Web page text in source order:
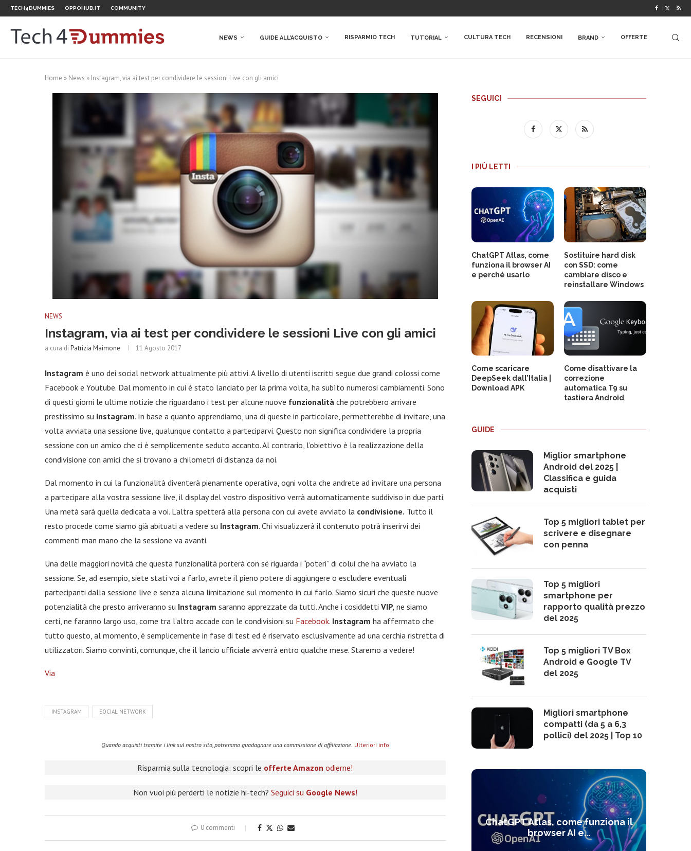
TECH4DUMMIES OPPOHUB.IT COMMUNITY
NEWS GUIDE ALL’ACQUISTO RISPARMIO TECH TUTORIAL CULTURA TECH RECENSIONI BRAND OFFERTE
Home » News » Instagram, via ai test per condividere le sessioni Live con gli amici
NEWS
Instagram, via ai test per condividere le sessioni Live con gli amici
a cura di Patrizia Maimone 11 Agosto 2017
Instagram è uno dei social network attualmente più attivi. A livello di utenti iscritti segue due grandi colossi come
Facebook e Youtube. Dal momento in cui è stato lanciato per la prima volta, ha subìto numerosi cambiamenti. Sono
di questi giorni le ultime notizie che riguardano i test per alcune nuove funzionalità che potrebbero arrivare
prestissimo su Instagram. In base a quanto apprendiamo, una di queste in particolare, permetterebbe di invitare, una
volta avviata una sessione live, qualunque contatto a parteciparvi. Questo non significa condividere la propria
sessione con un amico che ci è semplicemente seduto accanto. Al contrario, l’obiettivo è la realizzazione della
condivisione con amici che si trovano a chilometri di distanza da noi.
Dal momento in cui la funzionalità diventerà pienamente operativa, ogni volta che andrete ad invitare una persona
a partecipare alla vostra sessione live, il display del vostro dispositivo verrà automaticamente suddiviso in due parti.
Una metà sarà quella dedicata a voi. L’altra spetterà alla persona con cui avete avviato la condivisione. Tutto il
resto procede come siamo già abituati a vedere su Instagram. Chi visualizzerà il contenuto potrà inserirvi dei
commenti man mano che la sessione va avanti.
Una delle maggiori novità che questa funzionalità porterà con sé riguarda i “poteri” di colui che ha avviato la
sessione. Se, ad esempio, siete stati voi a farlo, avrete il pieno potere di aggiungere o escludere eventuali
partecipanti dalla sessione live e senza alcuna limitazione sul momento in cui farlo. Siamo sicuri che queste nuove
potenzialità che presto arriveranno su Instagram saranno apprezzate da tutti. Anche i cosiddetti VIP, ne siamo
certi, ne faranno largo uso, come tra l’altro accade con le condivisioni su Facebook. Instagram ha affermato che
tutto questo, al momento, è semplicemente in fase di test ed è riservato esclusivamente ad una cerchia ristretta di
utilizzatori. Siamo convinti, comunque, che il lancio ufficiale avverrà entro qualche mese. Staremo a vedere!
Via
INSTAGRAM SOCIAL NETWORK
Quando acquisti tramite i link sul nostro sito, potremmo guadagnare una commissione di affiliazione. Ulteriori info
Risparmia sulla tecnologia: scopri le offerte Amazon odierne!
Non vuoi più perderti le notizie hi-tech? Seguici su Google News!
0 commenti
SEGUICI
I PIÙ LETTI
ChatGPT Atlas, come
funziona il browser AI
e perché usarlo
Sostituire hard disk
con SSD: come
cambiare disco e
reinstallare Windows
Come scaricare
DeepSeek dall’Italia |
Download APK
Come disattivare la
correzione
automatica T9 su
tastiera Android
GUIDE
Miglior smartphone
Android del 2025 |
Classifica e guida
acquisti
Top 5 migliori tablet per
scrivere e disegnare
con penna
Top 5 migliori
smartphone per
rapporto qualità prezzo
del 2025
Top 5 migliori TV Box
Android e Google TV
del 2025
Migliori smartphone
compatti (da 5 a 6,3
pollici) del 2025 | Top 10
ChatGPT Atlas, come funziona il
browser AI e...